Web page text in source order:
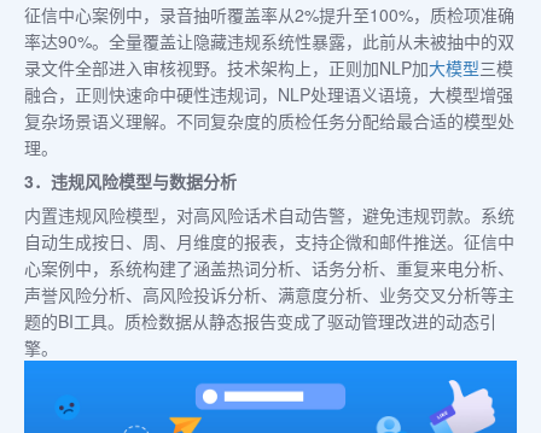
征信中心案例中，录音抽听覆盖率从2%提升至100%，质检项准确
率达90%。全量覆盖让隐藏违规系统性暴露，此前从未被抽中的双
录文件全部进入审核视野。技术架构上，正则加NLP加大模型三模
融合，正则快速命中硬性违规词，NLP处理语义语境，大模型增强
复杂场景语义理解。不同复杂度的质检任务分配给最合适的模型处
理。
3．违规风险模型与数据分析
内置违规风险模型，对高风险话术自动告警，避免违规罚款。系统
自动生成按日、周、月维度的报表，支持企微和邮件推送。征信中
心案例中，系统构建了涵盖热词分析、话务分析、重复来电分析、
声誉风险分析、高风险投诉分析、满意度分析、业务交叉分析等主
题的BI工具。质检数据从静态报告变成了驱动管理改进的动态引
擎。